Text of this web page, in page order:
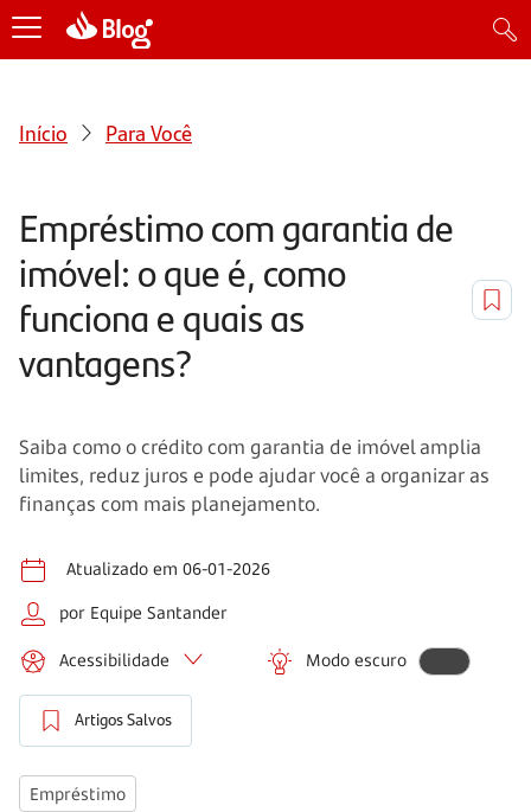
Início Para Você
Empréstimo com garantia de
imóvel: o que é, como
funciona e quais as
vantagens?
Saiba como o crédito com garantia de imóvel amplia
limites, reduz juros e pode ajudar você a organizar as
finanças com mais planejamento.
Atualizado em 06-01-2026
por Equipe Santander
Acessibilidade Modo escuro
Artigos Salvos
Empréstimo